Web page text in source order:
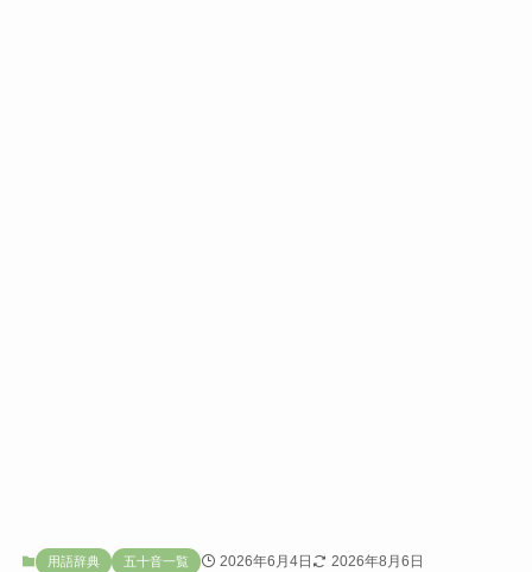
用語辞典 五十音一覧 2026年6月4日 2026年8月6日